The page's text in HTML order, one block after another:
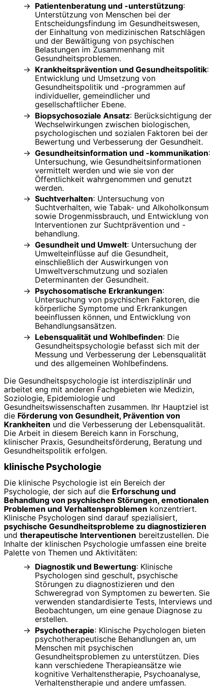
Patientenberatung und -unterstützung:
Unterstützung von Menschen bei der
Entscheidungsfindung im Gesundheitswesen,
der Einhaltung von medizinischen Ratschlägen
und der Bewältigung von psychischen
Belastungen im Zusammenhang mit
Gesundheitsproblemen.
Krankheitsprävention und Gesundheitspolitik:
Entwicklung und Umsetzung von
Gesundheitspolitik und -programmen auf
individueller, gemeindlicher und
gesellschaftlicher Ebene.
Biopsychosoziale Ansatz: Berücksichtigung der
Wechselwirkungen zwischen biologischen,
psychologischen und sozialen Faktoren bei der
Bewertung und Verbesserung der Gesundheit.
Gesundheitsinformation und -kommunikation:
Untersuchung, wie Gesundheitsinformationen
vermittelt werden und wie sie von der
Öffentlichkeit wahrgenommen und genutzt
werden.
Suchtverhalten: Untersuchung von
Suchtverhalten, wie Tabak- und Alkoholkonsum
sowie Drogenmissbrauch, und Entwicklung von
Interventionen zur Suchtprävention und -
behandlung.
Gesundheit und Umwelt: Untersuchung der
Umwelteinflüsse auf die Gesundheit,
einschließlich der Auswirkungen von
Umweltverschmutzung und sozialen
Determinanten der Gesundheit.
Psychosomatische Erkrankungen:
Untersuchung von psychischen Faktoren, die
körperliche Symptome und Erkrankungen
beeinflussen können, und Entwicklung von
Behandlungsansätzen.
Lebensqualität und Wohlbefinden: Die
Gesundheitspsychologie befasst sich mit der
Messung und Verbesserung der Lebensqualität
und des allgemeinen Wohlbefindens.
Die Gesundheitspsychologie ist interdisziplinär und
arbeitet eng mit anderen Fachgebieten wie Medizin,
Soziologie, Epidemiologie und
Gesundheitswissenschaften zusammen. Ihr Hauptziel ist
die Förderung von Gesundheit, Prävention von
Krankheiten und die Verbesserung der Lebensqualität.
Die Arbeit in diesem Bereich kann in Forschung,
klinischer Praxis, Gesundheitsförderung, Beratung und
Gesundheitspolitik erfolgen.
klinische Psychologie
Die klinische Psychologie ist ein Bereich der
Psychologie, der sich auf die Erforschung und
Behandlung von psychischen Störungen, emotionalen
Problemen und Verhaltensproblemen konzentriert.
Klinische Psychologen sind darauf spezialisiert,
psychische Gesundheitsprobleme zu diagnostizieren
und therapeutische Interventionen bereitzustellen. Die
Inhalte der klinischen Psychologie umfassen eine breite
Palette von Themen und Aktivitäten:
Diagnostik und Bewertung: Klinische
Psychologen sind geschult, psychische
Störungen zu diagnostizieren und den
Schweregrad von Symptomen zu bewerten. Sie
verwenden standardisierte Tests, Interviews und
Beobachtungen, um eine genaue Diagnose zu
erstellen.
Psychotherapie: Klinische Psychologen bieten
psychotherapeutische Behandlungen an, um
Menschen mit psychischen
Gesundheitsproblemen zu unterstützen. Dies
kann verschiedene Therapieansätze wie
kognitive Verhaltenstherapie, Psychoanalyse,
Verhaltenstherapie und andere umfassen.